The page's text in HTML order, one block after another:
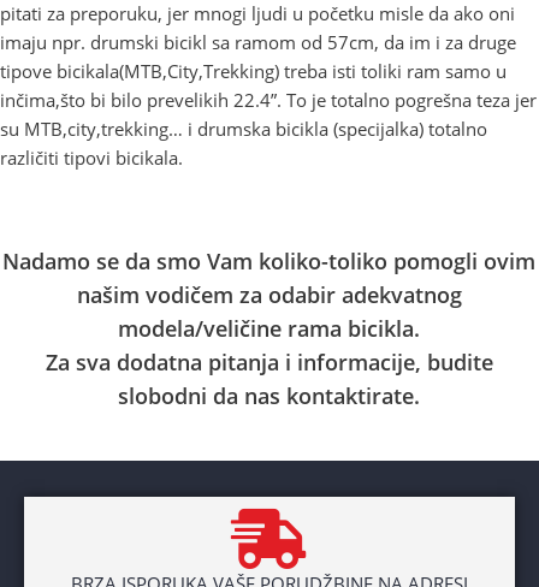
pitati za preporuku, jer mnogi ljudi u početku misle da ako oni
imaju npr. drumski bicikl sa ramom od 57cm, da im i za druge
tipove bicikala(MTB,City,Trekking) treba isti toliki ram samo u
inčima,što bi bilo prevelikih 22.4”. To je totalno pogrešna teza jer
su MTB,city,trekking… i drumska bicikla (specijalka) totalno
različiti tipovi bicikala.
Nadamo se da smo Vam koliko-toliko pomogli ovim
našim vodičem za odabir adekvatnog
modela/veličine rama bicikla.
Za sva dodatna pitanja i informacije, budite
slobodni da nas kontaktirate.